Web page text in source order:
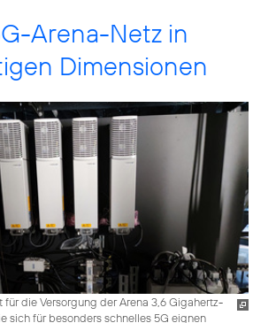
Arena-Netz in
Dimensionen
für die Versorgung der Arena 3,6 Gigahertz-
sich für besonders schnelles 5G eignen